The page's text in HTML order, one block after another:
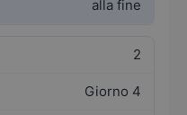
alla fine
2
Giorno 4